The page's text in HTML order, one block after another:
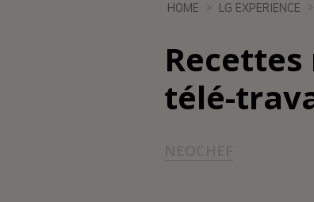
HOME LG EXPERIENCE
télé-